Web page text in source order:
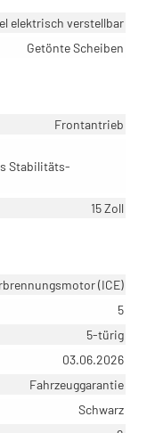
elektrisch verstellbar
Getönte Scheiben
Frontantrieb
Stabilitäts-
15 Zoll
(ICE)
5
5-türig
03.06.2026
Fahrzeuggarantie
Schwarz